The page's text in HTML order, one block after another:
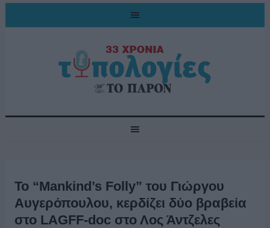
Το “Mankind’s Folly” του Γιώργου
Αυγερόπουλου, κερδίζει δύο βραβεία
στο LAGFF-doc στο Λος Άντζελες